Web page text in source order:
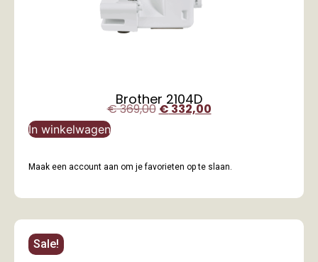
Brother 2104D
€369,00€332,00
In winkelwagen
Maak een account aan om je favorieten op te slaan.
Sale!